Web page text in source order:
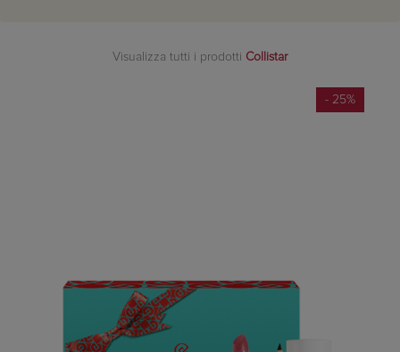
Visualizza tutti i prodotti Collistar
- 25%